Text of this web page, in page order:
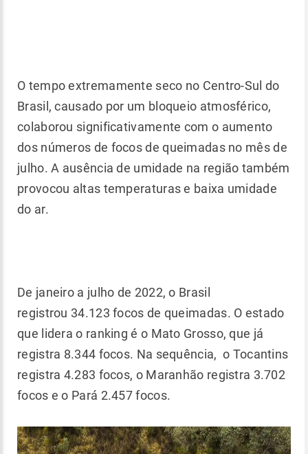
O tempo extremamente seco no Centro-Sul do
Brasil, causado por um bloqueio atmosférico,
colaborou significativamente com o aumento
dos números de focos de queimadas no mês de
julho. A ausência de umidade na região também
provocou altas temperaturas e baixa umidade
do ar.
De janeiro a julho de 2022, o Brasil
registrou 34.123 focos de queimadas. O estado
que lidera o ranking é o Mato Grosso, que já
registra 8.344 focos. Na sequência, o Tocantins
registra 4.283 focos, o Maranhão registra 3.702
focos e o Pará 2.457 focos.